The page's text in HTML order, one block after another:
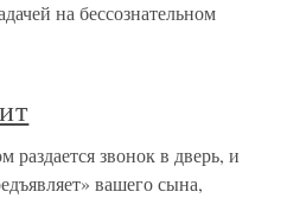
на бессознательном
звонок в дверь, и
вашего сына,